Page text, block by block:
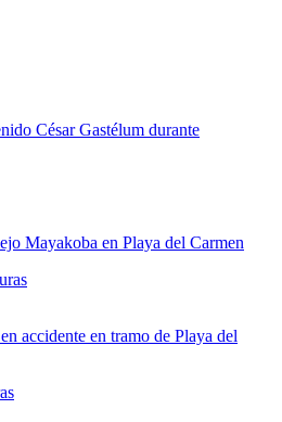
César Gastélum durante
Mayakoba en Playa del Carmen
accidente en tramo de Playa del